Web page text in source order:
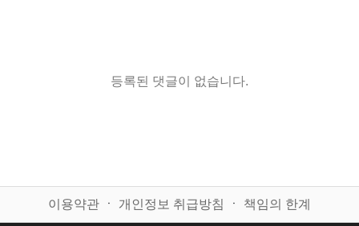
등록된 댓글이 없습니다.
이용약관 ㆍ 개인정보 취급방침 ㆍ 책임의 한계